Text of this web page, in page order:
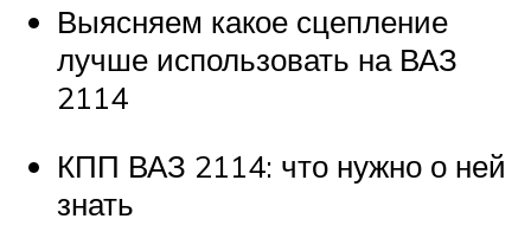
Выясняем какое сцепление
лучше использовать на ВАЗ
2114
КПП ВАЗ 2114: что нужно о ней
знать